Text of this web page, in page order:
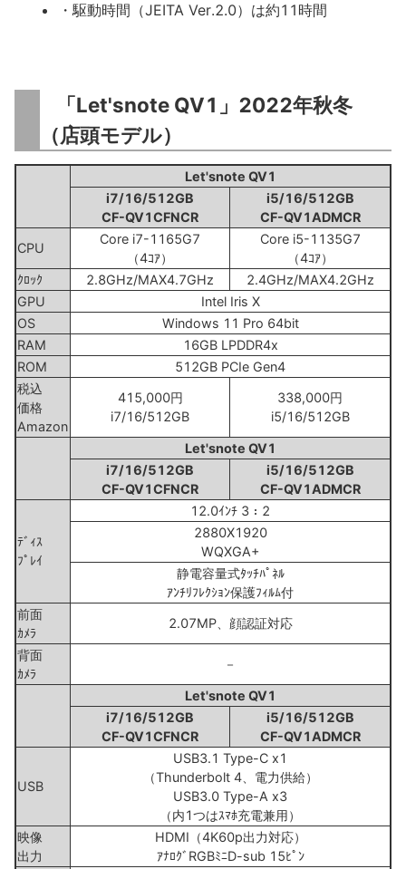
・駆動時間（JEITA Ver.2.0）は約11時間
「Let'snote QV1」2022年秋冬
（店頭モデル）
Let'snote QV1
i7/16/512GB
CF-QV1CFNCR
i5/16/512GB
CF-QV1ADMCR
CPU
Core i7-1165G7
（4ｺｱ）
Core i5-1135G7
（4ｺｱ）
ｸﾛｯｸ
2.8GHz/MAX4.7GHz
2.4GHz/MAX4.2GHz
GPU
Intel Iris X
OS
Windows 11 Pro 64bit
RAM
16GB LPDDR4x
ROM
512GB PCIe Gen4
税込
価格
Amazon
415,000円
i7/16/512GB
338,000円
i5/16/512GB
Let'snote QV1
i7/16/512GB
CF-QV1CFNCR
i5/16/512GB
CF-QV1ADMCR
ﾃﾞｨｽ
ﾌﾟﾚｲ
12.0ｲﾝﾁ 3：2
2880X1920
WQXGA+
静電容量式ﾀｯﾁﾊﾟﾈﾙ
ｱﾝﾁﾘﾌﾚｸｼｮﾝ保護ﾌｨﾙﾑ付
前面
ｶﾒﾗ
2.07MP、顔認証対応
背面
ｶﾒﾗ
－
Let'snote QV1
i7/16/512GB
CF-QV1CFNCR
i5/16/512GB
CF-QV1ADMCR
USB
USB3.1 Type-C x1
（Thunderbolt 4、電力供給）
USB3.0 Type-A x3
（内1つはｽﾏﾎ充電兼用）
映像
出力
HDMI（4K60p出力対応）
ｱﾅﾛｸﾞRGBﾐﾆD-sub 15ﾋﾟﾝ